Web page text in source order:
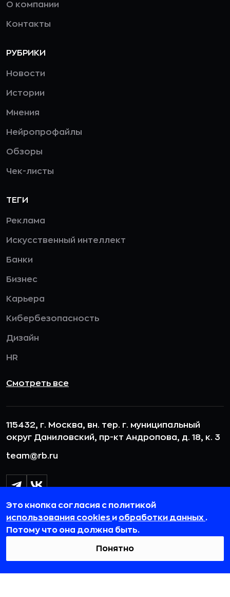
О компании
Контакты
РУБРИКИ
Новости
Истории
Мнения
Нейропрофайлы
Обзоры
Чек-листы
ТЕГИ
Реклама
Искусственный интеллект
Банки
Бизнес
Карьера
Кибербезопасность
Дизайн
HR
Смотреть все
115432, г. Москва, вн. тер. г. муниципальный
округ Даниловский, пр-кт Андропова, д. 18, к. 3
team@rb.ru
Это кнопка согласия с политикой
использования cookies и обработки данных .
Потому что она должна быть.
Понятно